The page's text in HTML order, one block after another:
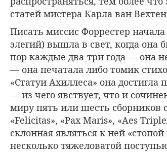
статей мистера Карла ван
Писать миссис Форрестер
элегий) вышла в свет, когда она
пор каждые два-три года — она
— она печатала либо томик
«Статуи Ахиллеса» она достигла
— из чего явствует, что и
миру пять или шесть сборников
«Felicitas», «Pax Maris», «Aes
склонная являться к ней
несколько тяжеловатой